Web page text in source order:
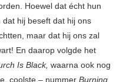
Hoewel dat écht hun
dat hij beseft dat hij ons
maar dat hij ons zal
En daarop volgde het
Is Black, waarna ook nog
coolste – nummer Burning